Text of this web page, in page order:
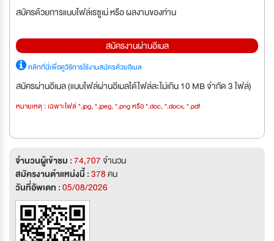
สมัครด้วยการแนบไฟล์เรซูเม่ หรือ ผลงานของท่าน
สมัครงานผ่านอีเมล
คลิกที่นี่เพื่อดูวิธีการใช้งานสมัครด้วยอีเมล
สมัครผ่านอีเมล (แนบไฟล์ผ่านอีเมลได้ไฟล์ละไม่เกิน 10 MB จำกัด 3 ไฟล์)
หมายเหตุ : เฉพาะไฟล์ *.jpg, *.jpeg, *.png หรือ *.doc, *.docx, *.pdf
จำนวนผู้เข้าชม :74,707จำนวน
สมัครงานตำแหน่งนี้ :378คน
วันที่อัพเดท :05/08/2026